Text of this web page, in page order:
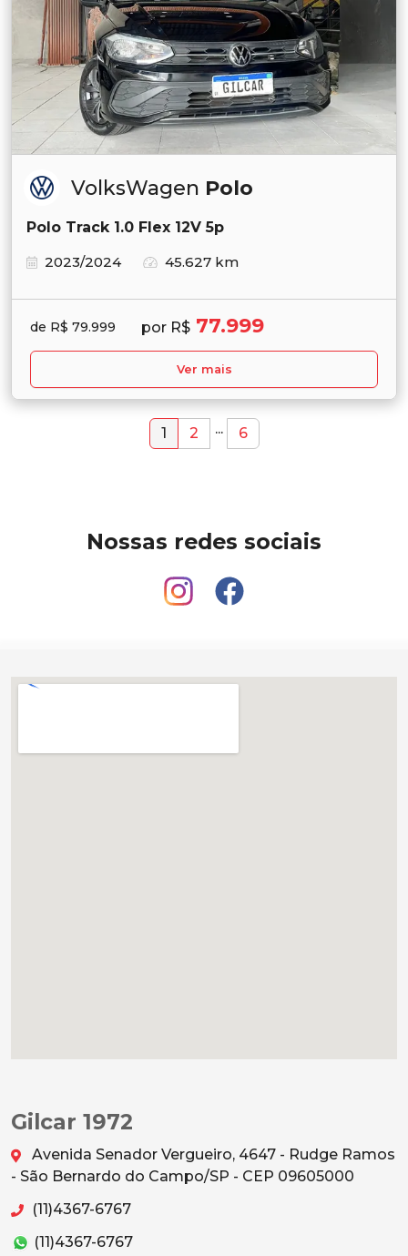
VolksWagen Polo
Polo Track 1.0 Flex 12V 5p
2023/2024
45.627 km
de R$ 79.999 por R$ 77.999
Ver mais
1 2 ... 6
Nossas redes sociais
Gilcar 1972
Avenida Senador Vergueiro, 4647 - Rudge Ramos
- São Bernardo do Campo/SP - CEP 09605000
(11)4367-6767
(11)4367-6767